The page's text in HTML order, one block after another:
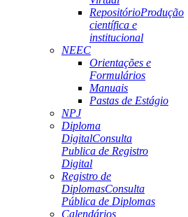
RepositórioProdução
científica e
institucional
NEEC
Orientações e
Formulários
Manuais
Pastas de Estágio
NPJ
Diploma
DigitalConsulta
Publica de Registro
Digital
Registro de
DiplomasConsulta
Pública de Diplomas
Calendários